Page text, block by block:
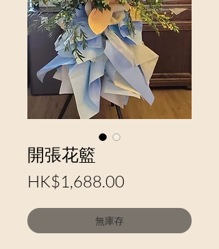
開張花籃
HK$1,688.00
無庫存